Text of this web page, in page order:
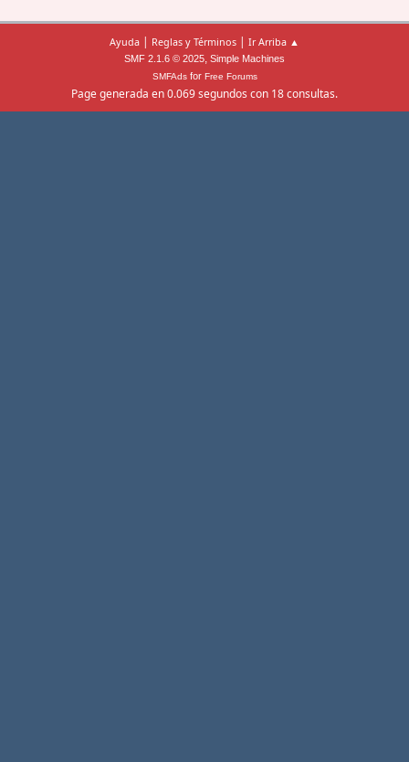
Ayuda | Reglas y Términos | Ir Arriba ▲
SMF 2.1.6 © 2025, Simple Machines
SMFAdsfor Free Forums
Page generada en 0.069 segundos con 18 consultas.